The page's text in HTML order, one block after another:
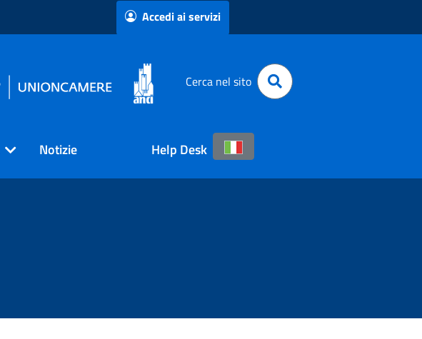
Accedi ai servizi
Cerca nel sito
Notizie Help Desk